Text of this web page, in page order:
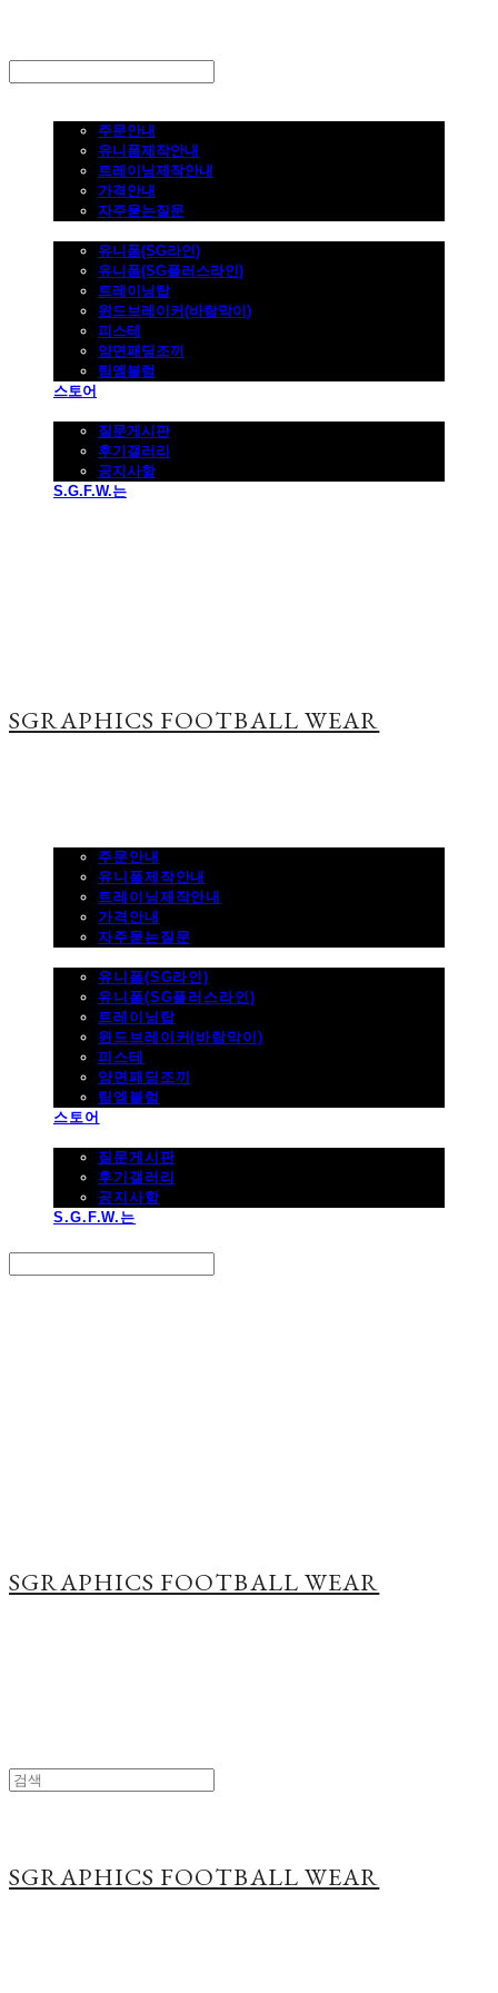
주문안내
유니폼제작안내
트레이닝제작안내
가격안내
자주묻는질문
유니폼(SG라인)
유니폼(SG플러스라인)
트레이닝탑
윈드브레이커(바람막이)
피스테
양면패딩조끼
팀엠블럼
스토어
질문게시판
후기갤러리
공지사항
S.G.F.W.는
SGRAPHICS FOOTBALL WEAR
주문안내
유니폼제작안내
트레이닝제작안내
가격안내
자주묻는질문
유니폼(SG라인)
유니폼(SG플러스라인)
트레이닝탑
윈드브레이커(바람막이)
피스테
양면패딩조끼
팀엠블럼
스토어
질문게시판
후기갤러리
공지사항
S.G.F.W.는
SGRAPHICS FOOTBALL WEAR
SGRAPHICS FOOTBALL WEAR